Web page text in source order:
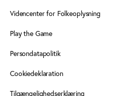
Videncenter for Folkeoplysning
Play the Game
Persondatapolitik
Cookiedeklaration
Tilgængelighedserklæring